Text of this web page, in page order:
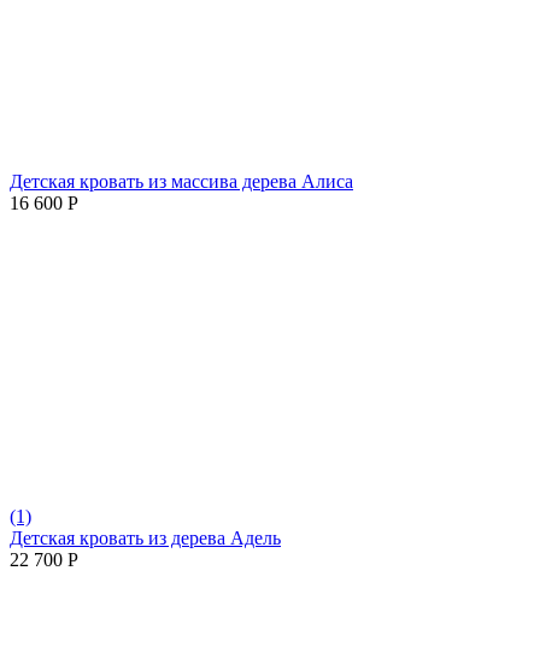
Детская кровать из массива дерева Алиса
16 600 Р
(1)
Детская кровать из дерева Адель
22 700 Р